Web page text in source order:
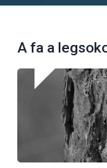
A fa a